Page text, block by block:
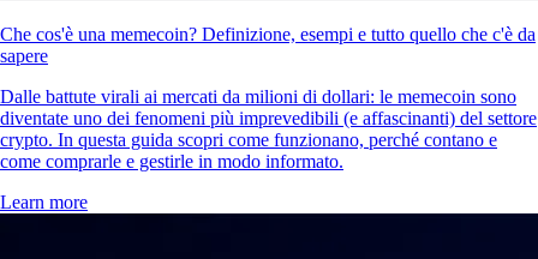
Che cos'è una memecoin? Definizione, esempi e tutto quello che c'è da
sapere
Dalle battute virali ai mercati da milioni di dollari: le memecoin sono
diventate uno dei fenomeni più imprevedibili (e affascinanti) del settore
crypto. In questa guida scopri come funzionano, perché contano e
come comprarle e gestirle in modo informato.
Learn more